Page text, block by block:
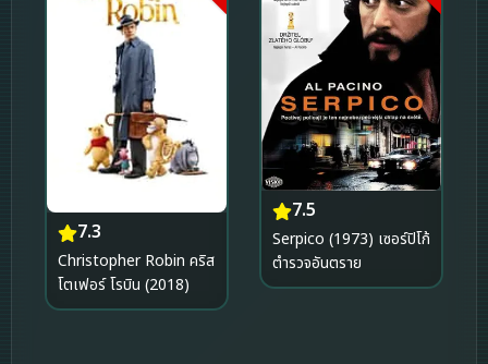
7.3
Christopher Robin คริส
โตเฟอร์ โรบิน (2018)
7.5
Serpico (1973) เซอร์ปิโก้
ตำรวจอันตราย